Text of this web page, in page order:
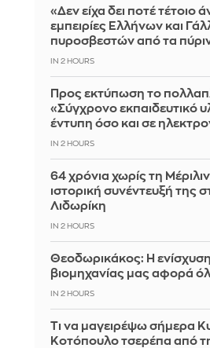
«Δεν είχα δει ποτέ τέτοιο
εμπειρίες Ελλήνων και
πυροσβεστών από τα
IN 2 HOURS
Προς εκτύπωση το
«Σύγχρονο εκπαιδευτικό
έντυπη όσο και σε
IN 2 HOURS
64 χρόνια χωρίς τη
ιστορική συνέντευξή της
Λιδωρίκη
IN 2 HOURS
Θεοδωρικάκος: Η
βιομηχανίας μας αφορά
IN 2 HOURS
Τι να μαγειρέψω σήμερα
Κοτόπουλο τσερέπα από